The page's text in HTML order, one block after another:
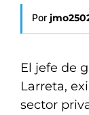
Por
El jefe de
Larreta,
sector